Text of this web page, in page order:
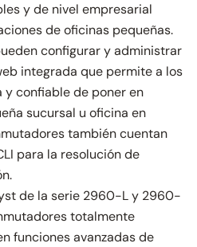
y de nivel empresarial
de oficinas pequeñas.
configurar y administrar
integrada que permite a los
confiable de poner en
sucursal u oficina en
también cuentan
para la resolución de
de la serie 2960-L y 2960-
totalmente
funciones avanzadas de